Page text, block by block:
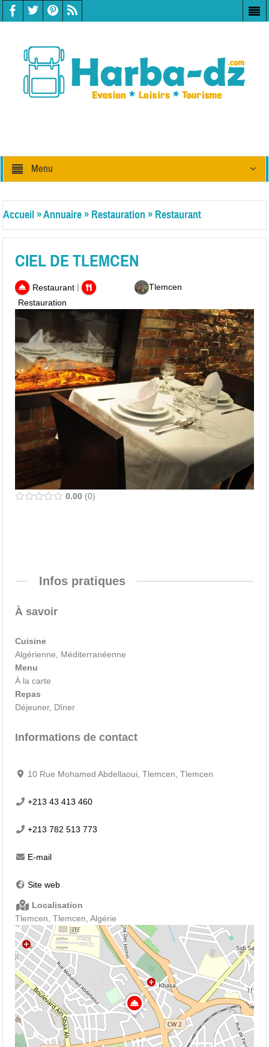
Menu
Accueil»Annuaire» Restauration » Restaurant
CIEL DE TLEMCEN
Restaurant|
Restauration
Tlemcen
0.00 0
Infos pratiques
À savoir
Cuisine
Algérienne, Méditerranéenne
Menu
À la carte
Repas
Déjeuner, Dîner
Informations de contact
10 Rue Mohamed Abdellaoui, Tlemcen, Tlemcen
+213 43 413 460
+213 782 513 773
E-mail
Site web
Localisation
Tlemcen, Tlemcen, Algérie